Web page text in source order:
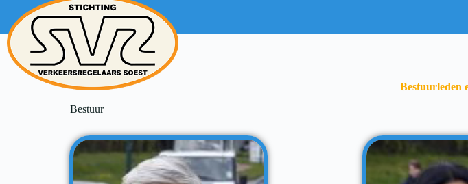
Bestuurleden
Bestuur